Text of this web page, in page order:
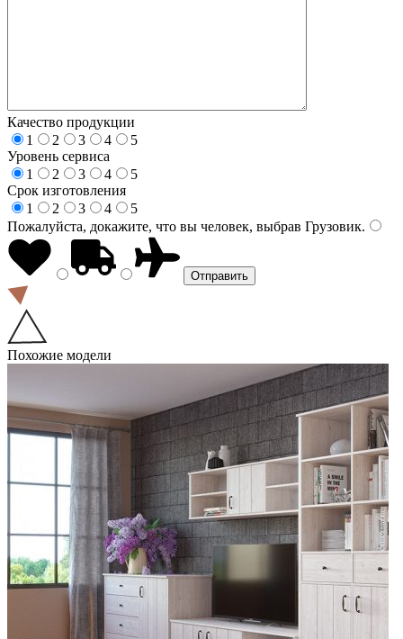
Качество продукции
1
2 3 4
5
Уровень сервиса
1
2 3 4
5
Срок изготовления
1
2 3 4
5
Пожалуйста, докажите, что вы человек, выбрав Грузовик.
Похожие модели